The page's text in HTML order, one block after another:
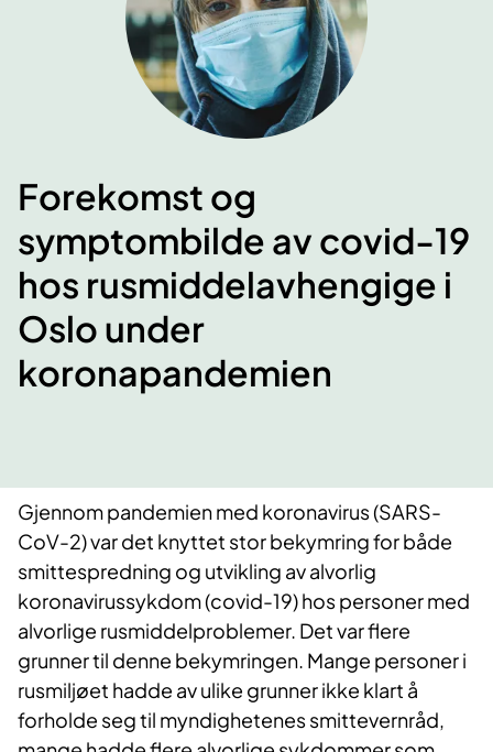
Forekomst og
symptombilde av covid-19
hos rusmiddelavhengige i
Oslo under
koronapandemien
​Gjennom pandemien med koronavirus (SARS-
CoV-2) var det knyttet stor bekymring for både
smittespredning og utvikling av alvorlig
koronavirussykdom (covid-19) hos personer med
alvorlige rusmiddelproblemer. Det var flere
grunner til denne bekymringen. Mange personer i
rusmiljøet hadde av ulike grunner ikke klart å
forholde seg til myndighetenes smittevernråd,